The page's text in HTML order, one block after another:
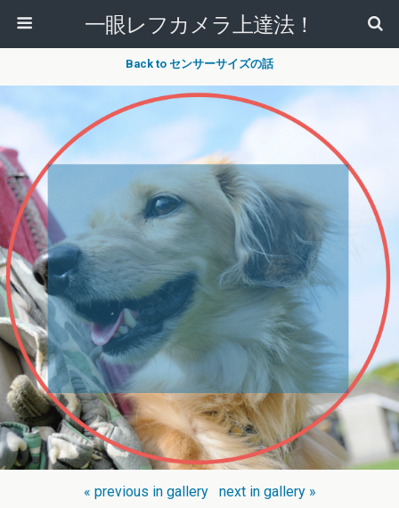
一眼レフカメラ上達法！
Back to センサーサイズの話
« previous in gallery next in gallery »